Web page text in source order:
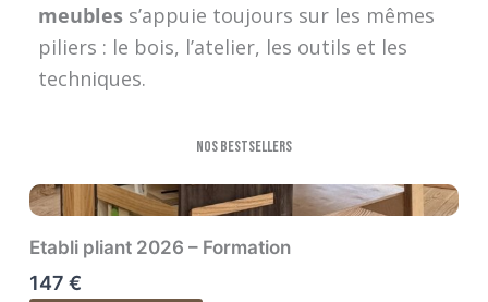
meubless’appuie toujours sur les mêmes
piliers : le bois, l’atelier, les outils et les
techniques.
Nos bestsellers
Etabli pliant 2026 – Formation
147 €